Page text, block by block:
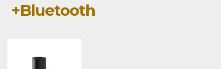
+Bluetooth